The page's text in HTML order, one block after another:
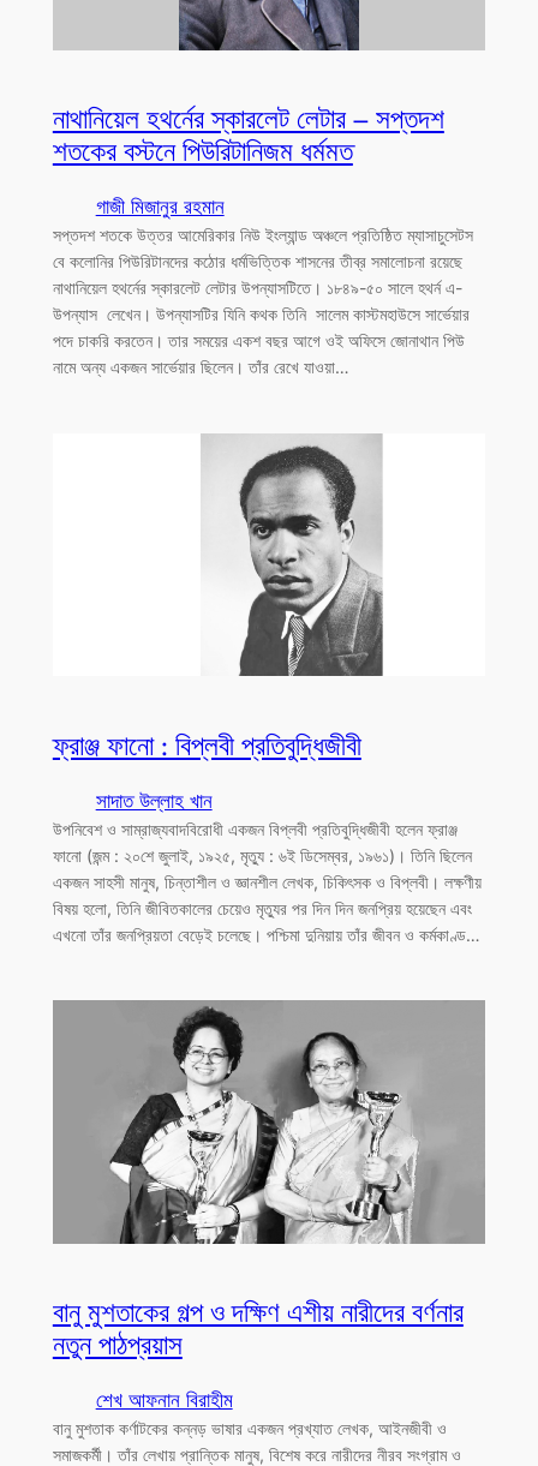
নাথানিয়েল হথর্নের স্কারলেট লেটার – সপ্তদশ
শতকের বস্টনে পিউরিটানিজম ধর্মমত
গাজী মিজানুর রহমান
সপ্তদশ শতকে উত্তর আমেরিকার নিউ ইংল্যান্ড অঞ্চলে প্রতিষ্ঠিত ম্যাসাচুসেটস
বে কলোনির পিউরিটানদের কঠোর ধর্মভিত্তিক শাসনের তীব্র সমালোচনা রয়েছে
নাথানিয়েল হথর্নের স্কারলেট লেটার উপন্যাসটিতে। ১৮৪৯-৫০ সালে হথর্ন এ-
উপন্যাস লেখেন। উপন্যাসটির যিনি কথক তিনি সালেম কাস্টমহাউসে সার্ভেয়ার
পদে চাকরি করতেন। তার সময়ের একশ বছর আগে ওই অফিসে জোনাথান পিউ
নামে অন্য একজন সার্ভেয়ার ছিলেন। তাঁর রেখে যাওয়া…
ফ্রাঞ্জ ফানো : বিপ্লবী প্রতিবুদ্ধিজীবী
সাদাত উল্লাহ খান
উপনিবেশ ও সাম্রাজ্যবাদবিরোধী একজন বিপ্লবী প্রতিবুদ্ধিজীবী হলেন ফ্রাঞ্জ
ফানো (জন্ম : ২০শে জুলাই, ১৯২৫, মৃত্যু : ৬ই ডিসেম্বর, ১৯৬১)। তিনি ছিলেন
একজন সাহসী মানুষ, চিন্তাশীল ও জ্ঞানশীল লেখক, চিকিৎসক ও বিপ্লবী। লক্ষণীয়
বিষয় হলো, তিনি জীবিতকালের চেয়েও মৃত্যুর পর দিন দিন জনপ্রিয় হয়েছেন এবং
এখনো তাঁর জনপ্রিয়তা বেড়েই চলেছে। পশ্চিমা দুনিয়ায় তাঁর জীবন ও কর্মকাণ্ড…
বানু মুশতাকের গল্প ও দক্ষিণ এশীয় নারীদের বর্ণনার
নতুন পাঠপ্রয়াস
শেখ আফনান বিরাহীম
বানু মুশতাক কর্ণাটকের কন্নড় ভাষার একজন প্রখ্যাত লেখক, আইনজীবী ও
সমাজকর্মী। তাঁর লেখায় প্রান্তিক মানুষ, বিশেষ করে নারীদের নীরব সংগ্রাম ও